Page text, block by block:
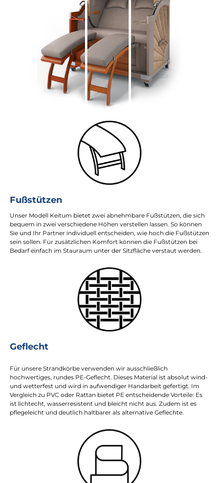
Fußstützen
Unser Modell Keitum bietet zwei abnehmbare Fußstützen, die sich
bequem in zwei verschiedene Höhen verstellen lassen. So können
Sie und Ihr Partner individuell entscheiden, wie hoch die Fußstützen
sein sollen. Für zusätzlichen Komfort können die Fußstützen bei
Bedarf einfach im Stauraum unter der Sitzfläche verstaut werden.
Geflecht
Für unsere Strandkörbe verwenden wir ausschließlich
hochwertiges, rundes PE-Geflecht. Dieses Material ist absolut wind-
und wetterfest und wird in aufwendiger Handarbeit gefertigt. Im
Vergleich zu PVC oder Rattan bietet PE entscheidende Vorteile: Es
ist lichtecht, wasserresistent und bleicht nicht aus. Zudem ist es
pflegeleicht und deutlich haltbarer als alternative Geflechte.